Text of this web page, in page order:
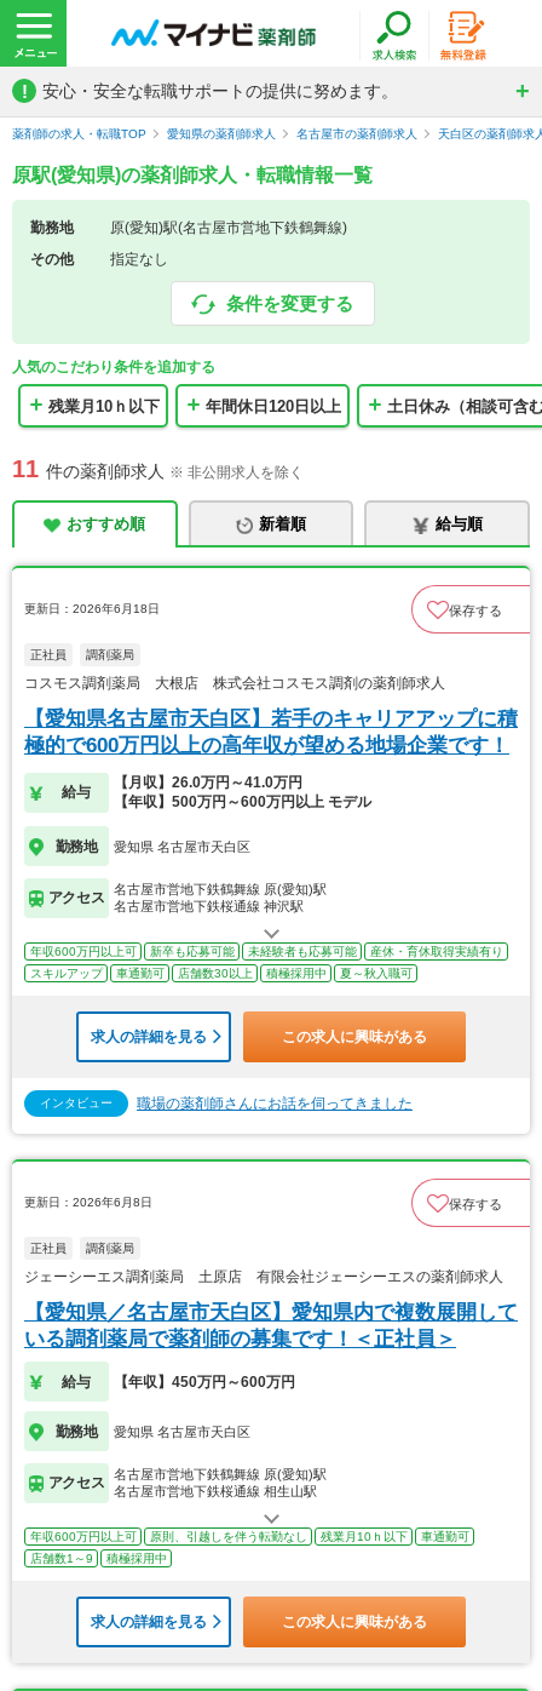
! 安心・安全な転職サポートの提供に努めます。
薬剤師の求人・転職TOP 愛知県の薬剤師求人 名古屋市の薬剤師求人 天白区の薬剤師求
原駅(愛知県)の薬剤師求人・転職情報一覧
勤務地
原(愛知)駅(名古屋市営地下鉄鶴舞線)
その他
指定なし
条件を変更する
人気のこだわり条件を追加する
残業月10ｈ以下 年間休日120日以上 土日休み（相談可含
11 件の薬剤師求人 ※ 非公開求人を除く
おすすめ順 新着順 給与順
更新日：2026年6月18日 保存する
正社員 調剤薬局
コスモス調剤薬局 大根店 株式会社コスモス調剤の薬剤師求人
【愛知県名古屋市天白区】若手のキャリアアップに積
極的で600万円以上の高年収が望める地場企業です！
給与
【月収】26.0万円～41.0万円
【年収】500万円～600万円以上 モデル
勤務地 愛知県 名古屋市天白区
アクセス
名古屋市営地下鉄鶴舞線 原(愛知)駅
名古屋市営地下鉄桜通線 神沢駅
年収600万円以上可 新卒も応募可能 未経験者も応募可能
産休・育休取得実績有り
スキルアップ
車通勤可 店舗数30以上 積極採用中 夏～秋入職可
求人の詳細を見る この求人に興味がある
インタビュー 職場の薬剤師さんにお話を伺ってきました
更新日：2026年6月8日 保存する
正社員 調剤薬局
ジェーシーエス調剤薬局 土原店 有限会社ジェーシーエスの薬剤師求人
【愛知県／名古屋市天白区】愛知県内で複数展開して
いる調剤薬局で薬剤師の募集です！＜正社員＞
給与 【年収】450万円～600万円
勤務地 愛知県 名古屋市天白区
アクセス
名古屋市営地下鉄鶴舞線 原(愛知)駅
名古屋市営地下鉄桜通線 相生山駅
年収600万円以上可 原則、引越しを伴う転勤なし 残業月10ｈ以下
車通勤可
店舗数1～9
積極採用中
求人の詳細を見る この求人に興味がある